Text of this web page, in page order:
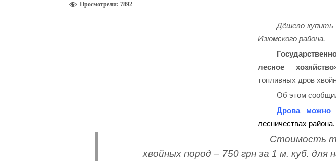
Просмотрели: 7892
Дёшево купить
Изюмского района.
лесное
топливных дров
Об этом
Дрова можно
лесничествах района.
Стоимость
хвойных пород – 750 грн за 1 м. куб. для